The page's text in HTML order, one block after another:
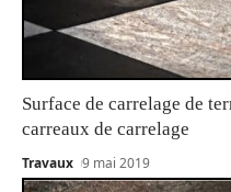
Surface de carrelage de
carreaux de carrelage
Travaux 9 mai 2019